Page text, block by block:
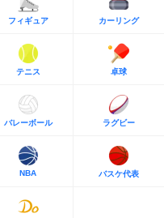
フィギュア カーリング
テニス 卓球
バレーボール ラグビー
NBA バスケ代表